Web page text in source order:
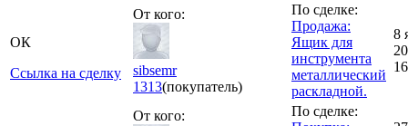
ОК
Ссылка на сделку
От кого:
sibsemr
1313(покупатель)
По сделке:
Продажа:
Ящик для
инструмента
металлический
раскладной.
8
От кого:
По сделке: